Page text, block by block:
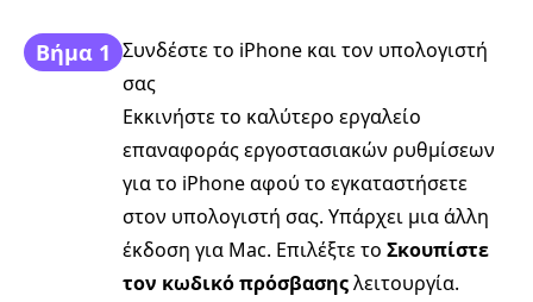
Βήμα 1 Συνδέστε το iPhone και τον υπολογιστή
σας
Εκκινήστε το καλύτερο εργαλείο
επαναφοράς εργοστασιακών ρυθμίσεων
για το iPhone αφού το εγκαταστήσετε
στον υπολογιστή σας. Υπάρχει μια άλλη
έκδοση για Mac. Επιλέξτε το Σκουπίστε
τον κωδικό πρόσβασηςλειτουργία.